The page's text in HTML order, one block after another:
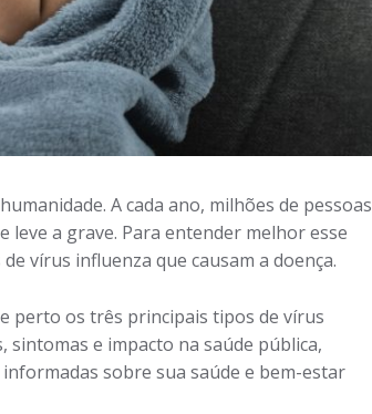
A cada ano, milhões de pessoas
leve a grave. Para entender melhor esse
vírus influenza que causam a doença.
perto os três principais tipos de vírus
sintomas e impacto na saúde pública,
sobre sua saúde e bem-estar